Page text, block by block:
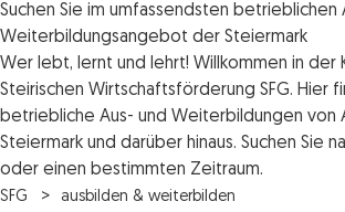
Suchen Sie im umfassendsten betrieblichen
Weiterbildungsangebot der Steiermark
Wer lebt, lernt und lehrt! Willkommen in der
Steirischen Wirtschaftsförderung SFG. Hier
betriebliche Aus- und Weiterbildungen von
Steiermark und darüber hinaus. Suchen Sie
oder einen bestimmten Zeitraum.
SFG ausbilden & weiterbilden